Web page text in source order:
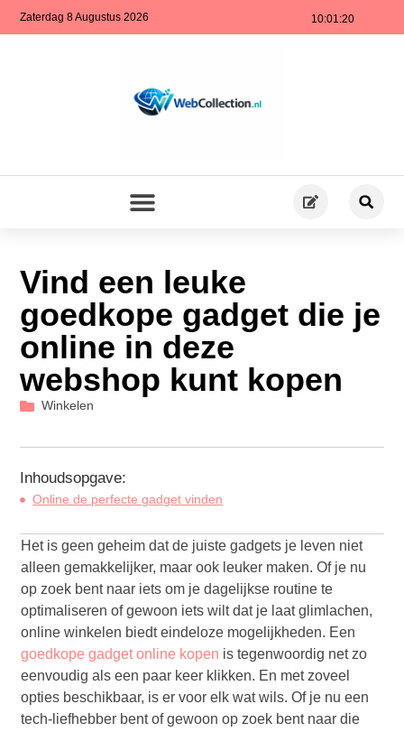
10:01:20
Zaterdag 8 Augustus 2026
Vind een leuke
goedkope gadget die je
online in deze
webshop kunt kopen
Winkelen
Inhoudsopgave:
Online de perfecte gadget vinden
Het is geen geheim dat de juiste gadgets je leven niet
alleen gemakkelijker, maar ook leuker maken. Of je nu
op zoek bent naar iets om je dagelijkse routine te
optimaliseren of gewoon iets wilt dat je laat glimlachen,
online winkelen biedt eindeloze mogelijkheden. Een
goedkope gadget online kopen is tegenwoordig net zo
eenvoudig als een paar keer klikken. En met zoveel
opties beschikbaar, is er voor elk wat wils. Of je nu een
tech-liefhebber bent of gewoon op zoek bent naar die